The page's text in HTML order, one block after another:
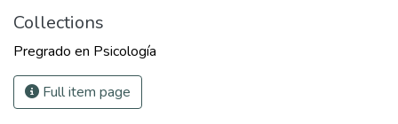
Collections
Pregrado en Psicología
Full item page